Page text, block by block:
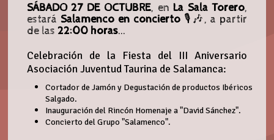
SÁBADO 27 DE OCTUBRE, enLa Sala Torero,
estará Salamenco en concierto 🎙🎶, a partir
de las 22:00 horas...
Celebración de la Fiesta del III Aniversario
Asociación Juventud Taurina de Salamanca:
Cortador de Jamón y Degustación de productos Ibéricos
Salgado.
Inauguración del Rincón Homenaje a "David Sánchez".
Concierto del Grupo "Salamenco".